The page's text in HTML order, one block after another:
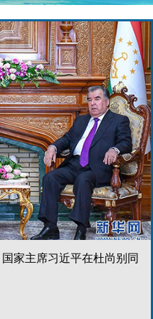
家主席习近平在杜尚别同